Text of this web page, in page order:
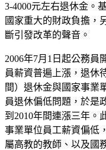
3-4000元左右退休金。
國家重大的財政負擔，
斷引發改革的聲音。
2006年7月1日起公務員
員薪資普遍上漲，退休
間）退休金與國家事業
員退休偏低問題，於是
到2010年間連漲三年。
事業單位員工薪資偏低
屬高教的教師、以及國